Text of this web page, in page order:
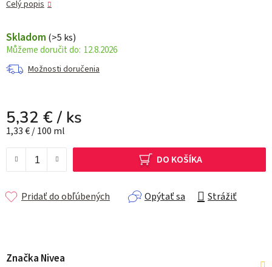
Celý popis
Skladom (>5 ks)
12.8.2026
Možnosti doručenia
5,32 €/ ks
Jednotková cena:
1,33 € / 100 ml
DO KOŠÍKA
Opýtať sa Strážiť
Pridať do obľúbených
Značka Nivea